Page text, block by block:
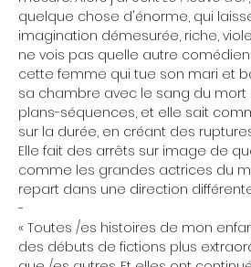
quelque chose d'énorme, qui
imagination démesurée, riche,
ne vois pas quelle autre
cette femme qui tue son mari et
sa chambre avec le sang du mort !
plans-séquences, et elle sait
sur la durée, en créant des
Elle fait des arrêts sur image de
comme les grandes actrices du
repart dans une direction
-
« Toutes /es histoires de mon
des débuts de fictions plus